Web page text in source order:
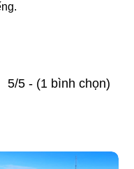
5/5 - (1 bình chọn)